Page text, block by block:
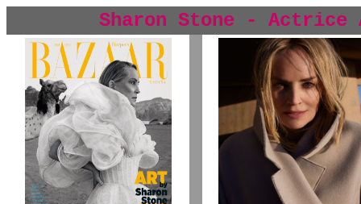
Sharon Stone - Actrice